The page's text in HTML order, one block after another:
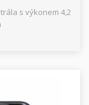
s výkonem 4,2